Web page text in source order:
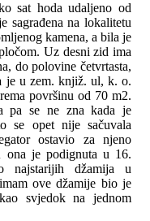
sat hoda udaljeno od
sagrađena na lokalitetu
kamena, a bila je
Uz desni zid ima
do polovine četvrtasta,
je u zem. knjiž. ul, k. o.
površinu od 70 m2.
pa se ne zna kada je
se opet nije sačuvala
ostavio za njeno
ona je podignuta u 16.
najstarijih džamija u
ove džamije bio je
svjedok na jednom